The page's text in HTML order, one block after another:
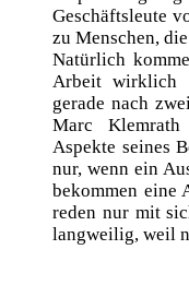
Geschäftsleute
zu Menschen,
Natürlich
Arbeit wirklich
gerade nach
Marc
Aspekte seines
nur, wenn ein
bekommen eine
reden nur mit
langweilig, weil